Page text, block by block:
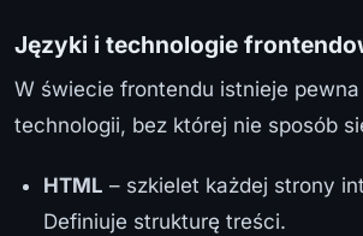
Języki i technologie
W świecie frontendu istnieje
technologii, bez której nie sposób
HTML – szkielet każdej strony
Definiuje strukturę treści.